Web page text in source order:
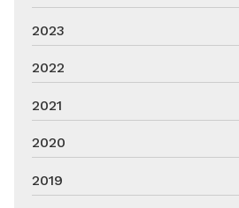
2023
2022
2021
2020
2019